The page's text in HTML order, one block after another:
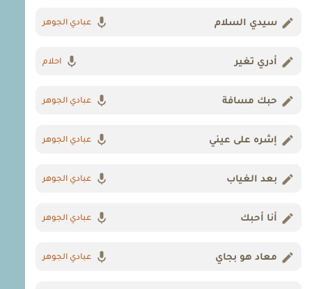
سيدي السلام عبادي الجوهر
أدري تغير احلام
حبك مسافة عبادي الجوهر
إشره على عيني عبادي الجوهر
بعد الغياب عبادي الجوهر
أنا أحبك عبادي الجوهر
معاد هو بجاي عبادي الجوهر